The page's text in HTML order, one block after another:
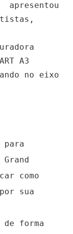
apresentou
A3
no eixo
como
sua
forma